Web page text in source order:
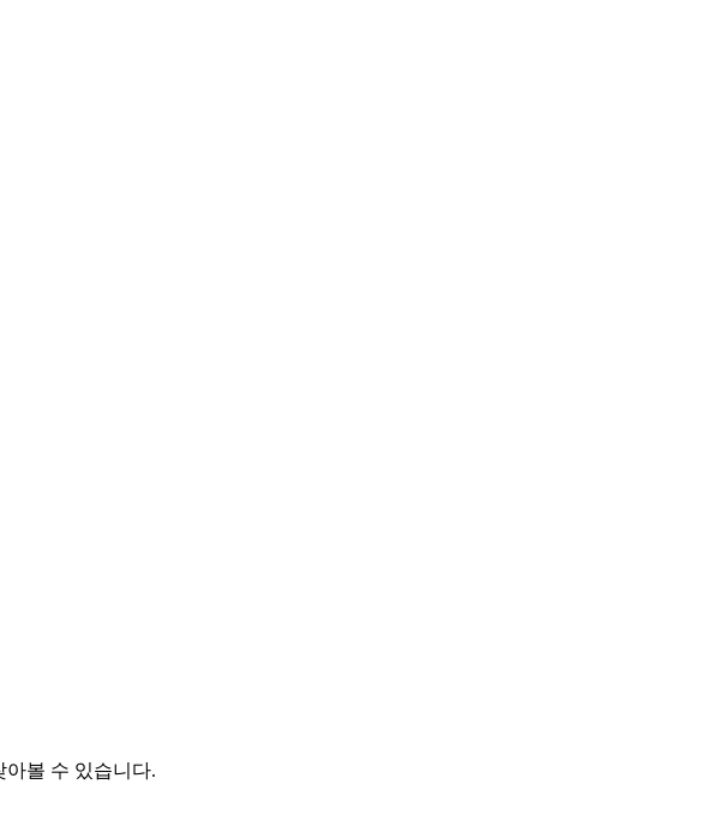
볼 수 있습니다.